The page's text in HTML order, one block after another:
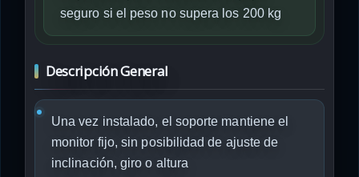
seguro si el peso no supera los 200 kg
Descripción General
Una vez instalado, el soporte mantiene el
monitor fijo, sin posibilidad de ajuste de
inclinación, giro o altura